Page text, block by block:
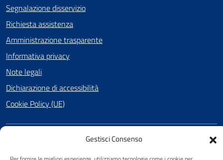
Gestisci Consenso
Segnalazione disservizio
Richiesta assistenza
Amministrazione trasparente
Informativa privacy
Note legali
Dichiarazione di accessibilità
Cookie Policy (UE)